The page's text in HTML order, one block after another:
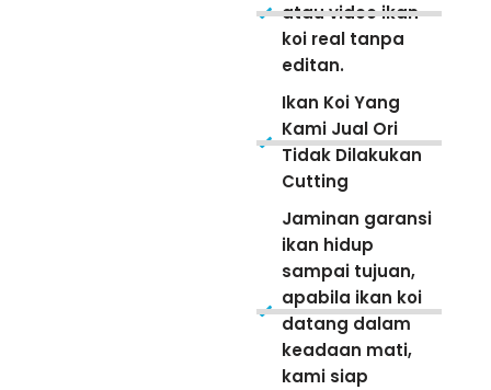
atau video ikan
koi real tanpa
editan.
Ikan Koi Yang
Kami Jual Ori
Tidak Dilakukan
Cutting
Jaminan garansi
ikan hidup
sampai tujuan,
apabila ikan koi
datang dalam
keadaan mati,
kami siap